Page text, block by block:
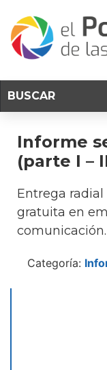
Informe
(parte I –
Entrega
gratuita en
comunicación.
Categoría: